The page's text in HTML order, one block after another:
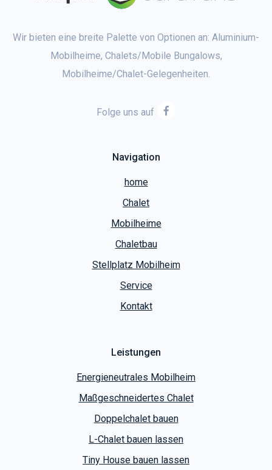
Wir bieten eine breite Palette von Optionen an: Aluminium-
Mobilheime, Chalets/Mobile Bungalows,
Mobilheime/Chalet-Gelegenheiten.
Folge uns auf
Navigation
home
Chalet
Mobilheime
Chaletbau
Stellplatz Mobilheim
Service
Kontakt
Leistungen
Energieneutrales Mobilheim
Maßgeschneidertes Chalet
Doppelchalet bauen
L-Chalet bauen lassen
Tiny House bauen lassen